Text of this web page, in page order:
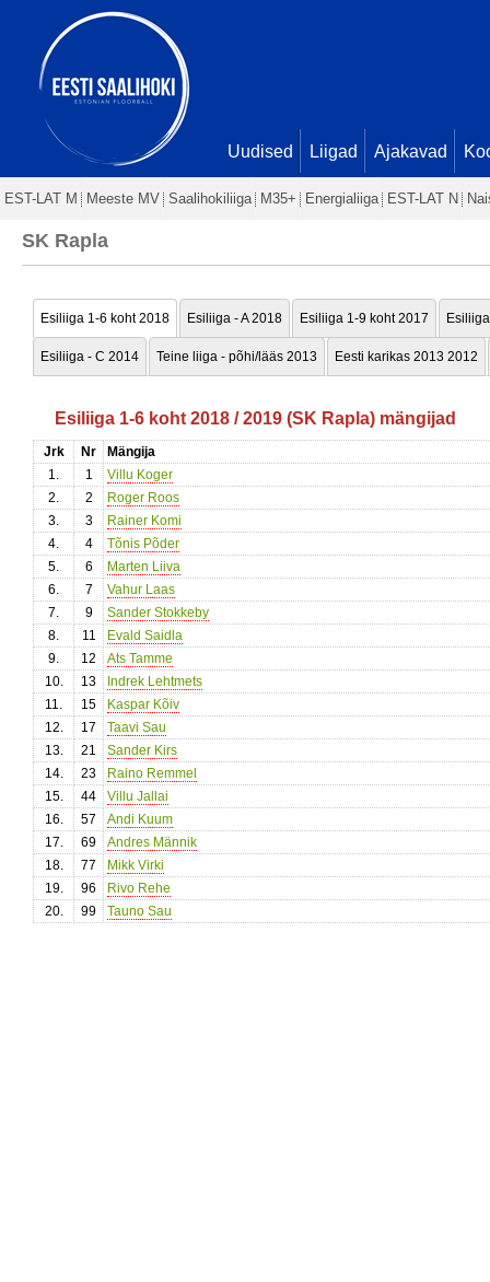
Uudised Liigad Ajakavad
EST-LAT M Meeste MV Saalihokiliiga M35+ Energialiiga EST-LAT N
SK Rapla
Esiliiga 1-6 koht 2018 Esiliiga - A 2018 Esiliiga 1-9 koht 2017
Esiliiga - C 2014 Teine liiga - põhi/lääs 2013 Eesti karikas 2013 2012
Esiliiga 1-6 koht 2018 / 2019 (SK Rapla) mängijad
Jrk Nr
Mängija
1.
1
Villu Koger
2.
2
Roger Roos
3.
3
Rainer Komi
4.
4
Tõnis Põder
5.
6
Marten Liiva
6.
7
Vahur Laas
7.
9
Sander Stokkeby
8.
11
Evald Saidla
9.
12
Ats Tamme
10.
13
Indrek Lehtmets
11.
15
Kaspar Kõiv
12.
17
Taavi Sau
13.
21
Sander Kirs
14.
23
Raino Remmel
15.
44
Villu Jallai
16.
57
Andi Kuum
17.
69
Andres Männik
18.
77
Mikk Virki
19.
96
Rivo Rehe
20.
99 Tauno Sau